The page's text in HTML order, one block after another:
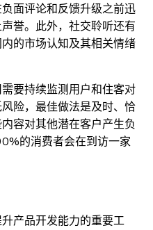
面评论和反馈升级之前迅
誉。此外，社交聆听还有
的市场认知及其相关情绪
要持续监测用户和住客对
险，最佳做法是及时、恰
容对其他潜在客户产生负
的消费者会在到访一家
产品开发能力的重要工